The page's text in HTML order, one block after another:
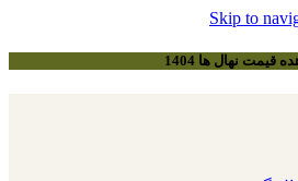
Skip to
قیمت نهال ها 1404